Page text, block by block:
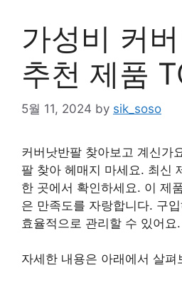
가성비 커
추천 제품
5월 11, 2024 by sik_soso
커버낫반팔 찾아보고 계신가
팔 찾아 헤매지 마세요. 최신
한 곳에서 확인하세요. 이 제
은 만족도를 자랑합니다. 구
효율적으로 관리할 수 있어요.
자세한 내용은 아래에서 살펴